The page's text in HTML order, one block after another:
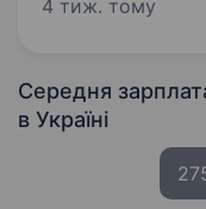
4 тиж. тому
Середня
в Україні